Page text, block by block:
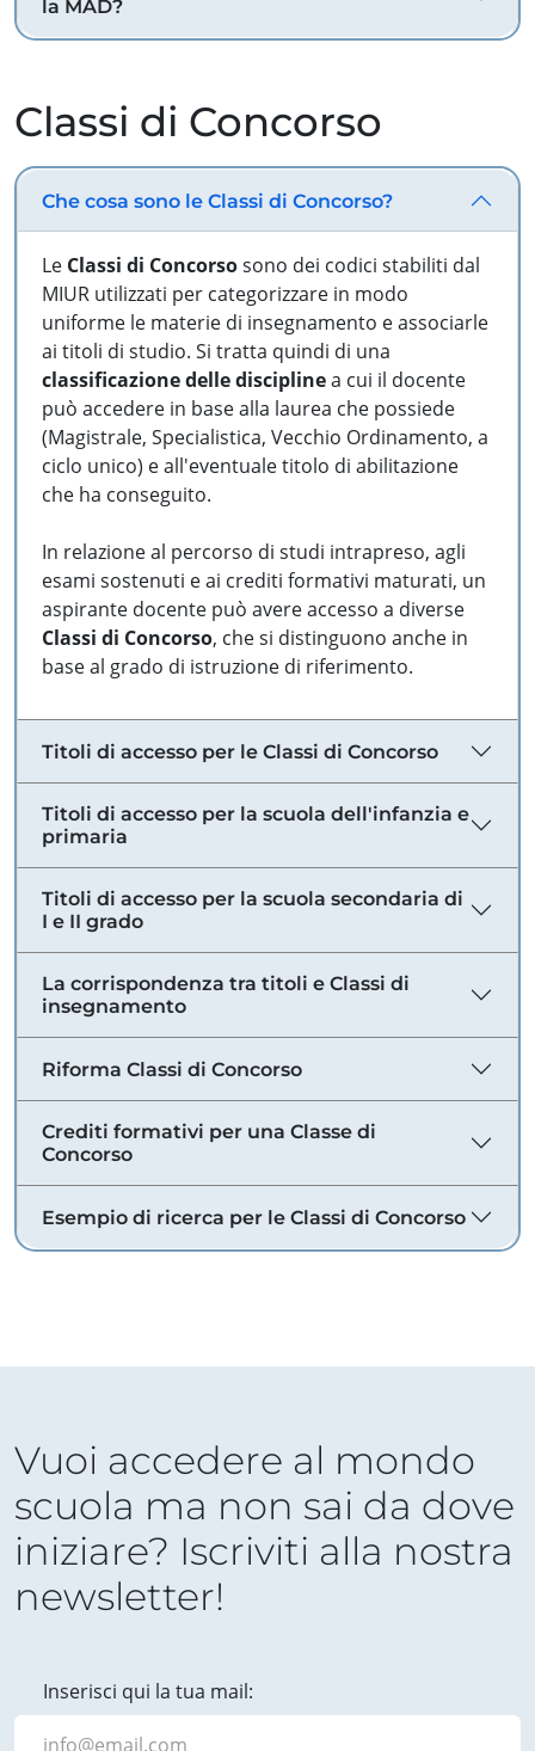
la MAD?
Classi di Concorso
Che cosa sono le Classi di Concorso?
Le Classi di Concorsosono dei codici stabiliti dal
MIUR utilizzati per categorizzare in modo
uniforme le materie di insegnamento e associarle
ai titoli di studio. Si tratta quindi di una
classificazione delle disciplinea cui il docente
può accedere in base alla laurea che possiede
(Magistrale, Specialistica, Vecchio Ordinamento, a
ciclo unico) e all'eventuale titolo di abilitazione
che ha conseguito.
In relazione al percorso di studi intrapreso, agli
esami sostenuti e ai crediti formativi maturati, un
aspirante docente può avere accesso a diverse
Classi di Concorso, che si distinguono anche in
base al grado di istruzione di riferimento.
Titoli di accesso per le Classi di Concorso
Titoli di accesso per la scuola dell'infanzia e
primaria
Titoli di accesso per la scuola secondaria di
I e II grado
La corrispondenza tra titoli e Classi di
insegnamento
Riforma Classi di Concorso
Crediti formativi per una Classe di
Concorso
Esempio di ricerca per le Classi di Concorso
Vuoi accedere al mondo
scuola ma non sai da dove
iniziare? Iscriviti alla nostra
newsletter!
Inserisci qui la tua mail: